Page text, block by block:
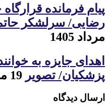
پیام فرمانده
رضایی/ سرلشکر
مرداد 1405
اهدای جایزه به
پزشکیان/ تصویر
ارسال دیدگاه